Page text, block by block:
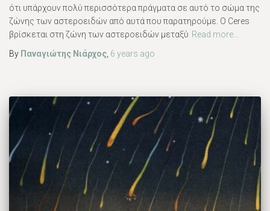
ότι υπάρχουν πολύ περισσότερα πράγματα σε αυτό το σώμα της
ζώνης των αστεροειδών από αυτά που παρατηρούμε. Ο Ceres
βρίσκεται στη ζώνη των αστεροειδών μεταξύ Read more…
By Παναγιώτης Νιάρχος 6 years ago